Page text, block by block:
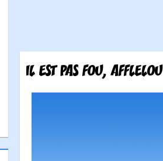
IL EST PAS FOU, AFFLELOU